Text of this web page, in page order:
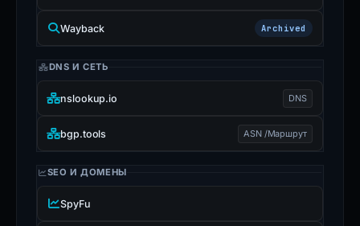
Wayback Archived
DNS И СЕТЬ
nslookup.io DNS
bgp.tools ASN /Маршрут
SEO И ДОМЕНЫ
SpyFu